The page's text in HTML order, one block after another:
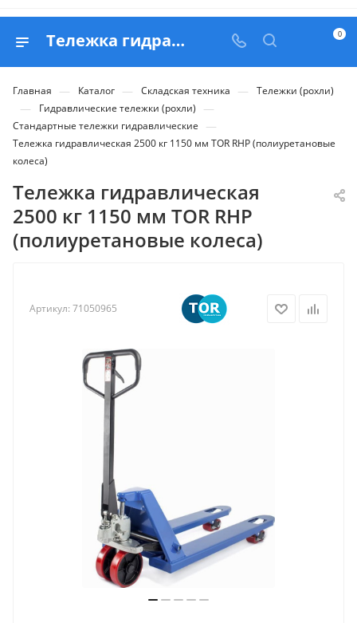
Тележка гидравлическая 2500 кг 1150 мм TOR RHP (полиуретановые колеса) - купить в Belapex 0
Главная — Каталог — Складская техника — Тележки (рохли)
— Гидравлические тележки (рохли) —
Стандартные тележки гидравлические —
Тележка гидравлическая 2500 кг 1150 мм TOR RHP (полиуретановые
колеса)
Тележка гидравлическая
2500 кг 1150 мм TOR RHP
(полиуретановые колеса)
Артикул: 71050965